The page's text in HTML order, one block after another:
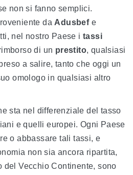
non si fanno semplici.
da Adusbefe
nel nostro Paese itassi
di un prestito, qualsiasi
a salire, tanto che oggi un
omologo in qualsiasi altro
sta nel differenziale del tasso
e quelli europei. Ogni Paese
o abbassare tali tassi, e
non sia ancora ripartita,
del Vecchio Continente, sono